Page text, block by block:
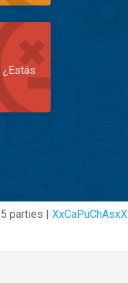
parties | XxCaPuChAsxX